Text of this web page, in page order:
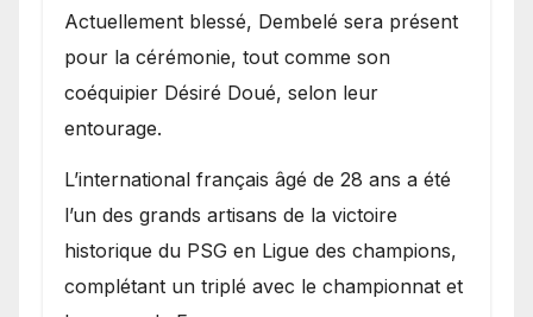
Actuellement blessé, Dembelé sera présent
pour la cérémonie, tout comme son
coéquipier Désiré Doué, selon leur
entourage.
L’international français âgé de 28 ans a été
l’un des grands artisans de la victoire
historique du PSG en Ligue des champions,
complétant un triplé avec le championnat et